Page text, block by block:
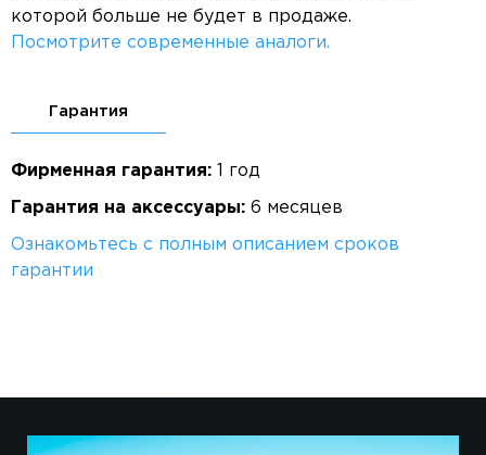
которой больше не будет в продаже.
Посмотрите современные аналоги.
Гарантия
Фирменная гарантия: 1 год
Гарантия на аксессуары: 6 месяцев
Ознакомьтесь с полным описанием сроков
гарантии